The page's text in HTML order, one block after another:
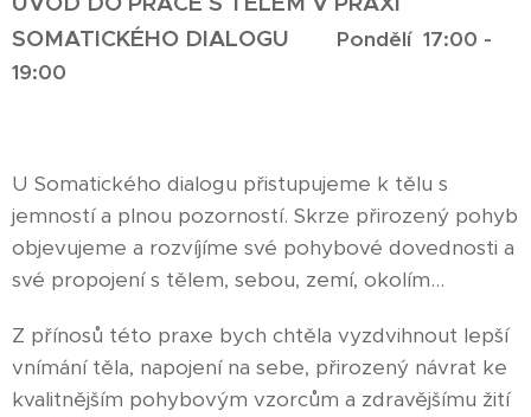
SOMATICKÉHO DIALOGU
Pondělí 17:00 -
19:00
U Somatického dialogu přistupujeme k tělu s
jemností a plnou pozorností. Skrze přirozený pohyb
objevujeme a rozvíjíme své pohybové dovednosti a
své propojení s tělem, sebou, zemí, okolím...
Z přínosů této praxe bych chtěla vyzdvihnout lepší
vnímání těla, napojení na sebe, přirozený návrat ke
kvalitnějším pohybovým vzorcům a zdravějšímu žití